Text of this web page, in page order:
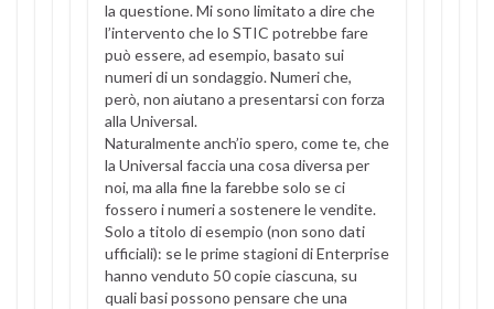
la questione. Mi sono limitato a dire che
l’intervento che lo STIC potrebbe fare
può essere, ad esempio, basato sui
numeri di un sondaggio. Numeri che,
però, non aiutano a presentarsi con forza
alla Universal.
Naturalmente anch’io spero, come te, che
la Universal faccia una cosa diversa per
noi, ma alla fine la farebbe solo se ci
fossero i numeri a sostenere le vendite.
Solo a titolo di esempio (non sono dati
ufficiali): se le prime stagioni di Enterprise
hanno venduto 50 copie ciascuna, su
quali basi possono pensare che una